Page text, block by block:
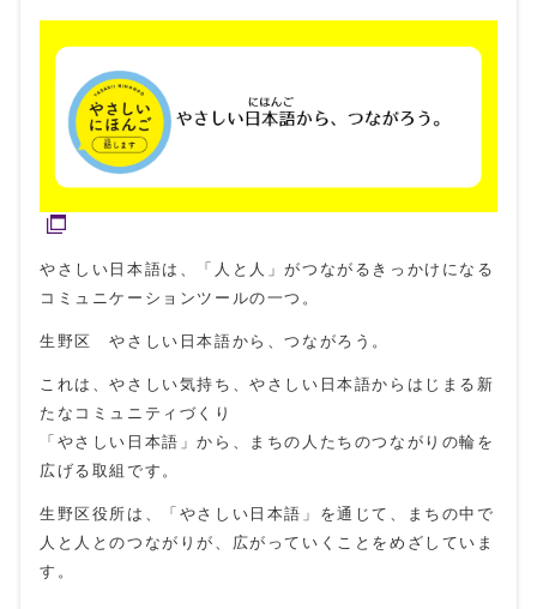
やさしい日本語は、「人と人」がつながるきっかけになる
コミュニケーションツールの一つ。
生野区 やさしい日本語から、つながろう。
これは、やさしい気持ち、やさしい日本語からはじまる新
たなコミュニティづくり
「やさしい日本語」から、まちの人たちのつながりの輪を
広げる取組です。
生野区役所は、「やさしい日本語」を通じて、まちの中で
人と人とのつながりが、広がっていくことをめざしていま
す。